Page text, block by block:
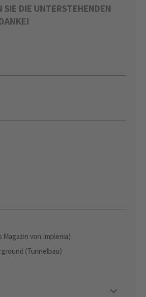
SIE DIE UNTERSTEHENDEN
Magazin von Implenia)
(Tunnelbau)